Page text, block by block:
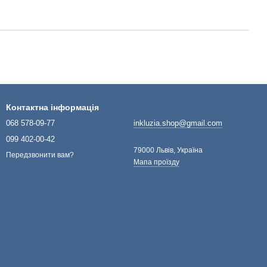
Контактна інформація
068 578-09-77
099 402-00-42
Передзвонити вам?
inkluzia.shop@gmail.com
79000 Львів, Україна
Мапа проїзду